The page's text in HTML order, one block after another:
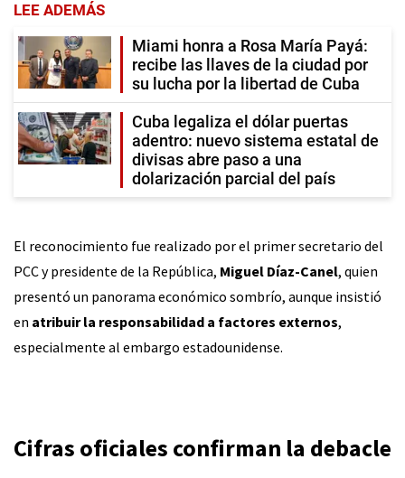
LEE ADEMÁS
Miami honra a Rosa María Payá:
recibe las llaves de la ciudad por
su lucha por la libertad de Cuba
Cuba legaliza el dólar puertas
adentro: nuevo sistema estatal de
divisas abre paso a una
dolarización parcial del país
El reconocimiento fue realizado por el primer secretario del
PCC y presidente de la República, Miguel Díaz-Canel, quien
presentó un panorama económico sombrío, aunque insistió
en atribuir la responsabilidad a factores externos,
especialmente al embargo estadounidense.
Cifras oficiales confirman la debacle